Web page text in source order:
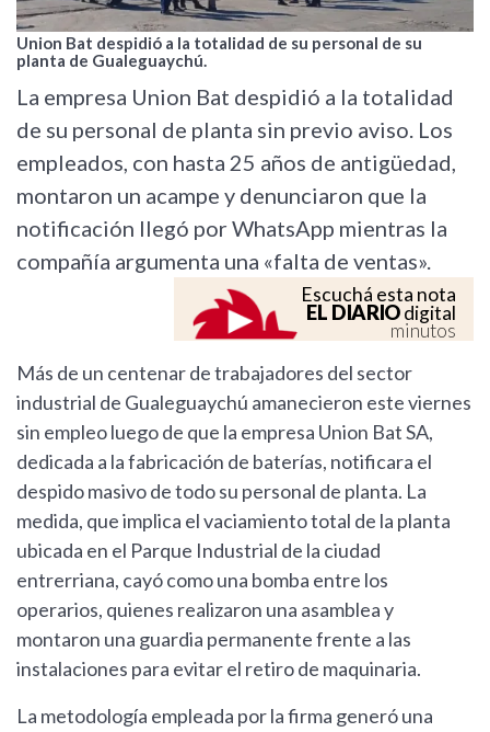
Union Bat despidió a la totalidad de su personal de su
planta de Gualeguaychú.
La empresa Union Bat despidió a la totalidad
de su personal de planta sin previo aviso. Los
empleados, con hasta 25 años de antigüedad,
montaron un acampe y denunciaron que la
notificación llegó por WhatsApp mientras la
compañía argumenta una «falta de ventas».
Escuchá esta nota
EL DIARIOdigital
minutos
Más de un centenar de trabajadores del sector
industrial de Gualeguaychú amanecieron este viernes
sin empleo luego de que la empresa Union Bat SA,
dedicada a la fabricación de baterías, notificara el
despido masivo de todo su personal de planta. La
medida, que implica el vaciamiento total de la planta
ubicada en el Parque Industrial de la ciudad
entrerriana, cayó como una bomba entre los
operarios, quienes realizaron una asamblea y
montaron una guardia permanente frente a las
instalaciones para evitar el retiro de maquinaria.
La metodología empleada por la firma generó una